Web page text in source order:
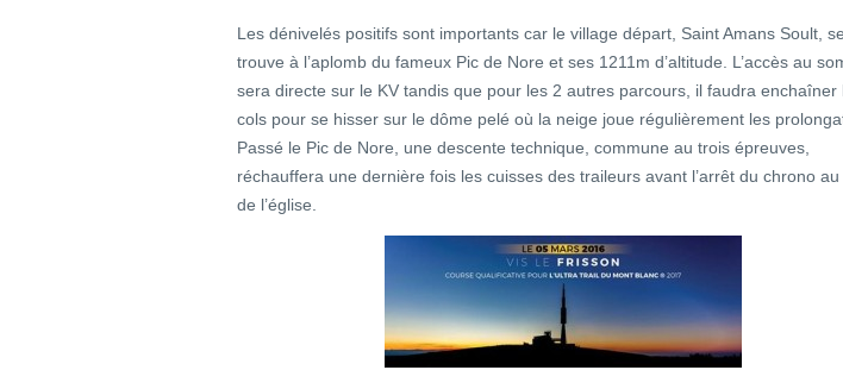
Les dénivelés positifs sont importants car le village départ, Saint Amans Soult, se
trouve à l’aplomb du fameux Pic de Nore et ses 1211m d’altitude. L’accès au
sera directe sur le KV tandis que pour les 2 autres parcours, il faudra enchaîner
cols pour se hisser sur le dôme pelé où la neige joue régulièrement les
Passé le Pic de Nore, une descente technique, commune au trois épreuves,
réchauffera une dernière fois les cuisses des traileurs avant l’arrêt du chrono au
de l’église.